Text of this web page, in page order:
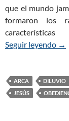
que el mundo
formaron los
Seguir leyendo →
ARCA DILUVIO
JESÚS